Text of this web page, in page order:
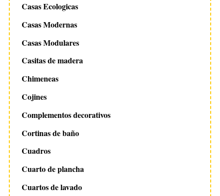
Casas Ecologicas
Casas Modernas
Casas Modulares
Casitas de madera
Chimeneas
Cojines
Complementos decorativos
Cortinas de baño
Cuadros
Cuarto de plancha
Cuartos de lavado